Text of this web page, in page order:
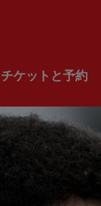
チケットと予約